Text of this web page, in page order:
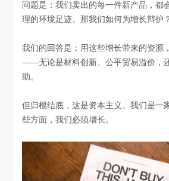
问题是：我们卖出的每一件新产品，都
理的环境足迹。那我们如何为增长辩护
我们的回答是：用这些增长带来的资源
——无论是材料创新、公平贸易溢价，
助。
但归根结底，这是资本主义。我们是一
些方面，我们必须增长。